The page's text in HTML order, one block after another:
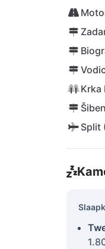
Krka
Split